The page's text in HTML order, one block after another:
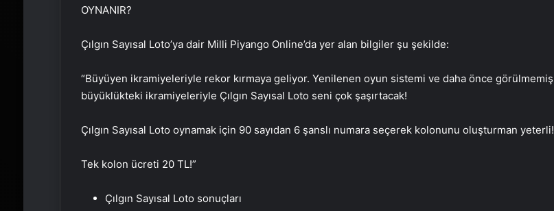
OYNANIR?
Çılgın Sayısal Loto’ya dair Milli Piyango Online’da yer alan bilgiler şu şekilde:
“Büyüyen ikramiyeleriyle rekor kırmaya geliyor. Yenilenen oyun sistemi ve daha önce görülmemiş
büyüklükteki ikramiyeleriyle Çılgın Sayısal Loto seni çok şaşırtacak!
Çılgın Sayısal Loto oynamak için 90 sayıdan 6 şanslı numara seçerek kolonunu oluşturman yeterli!
Tek kolon ücreti 20 TL!”
Çılgın Sayısal Loto sonuçları